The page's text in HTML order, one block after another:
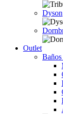
Dyson
Outlet